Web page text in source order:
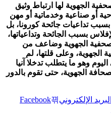
الجهوية لها ارتباط وثيق
أو صناعية وخدماتية أو مهن
تداعيات جائحة كورونا، بل
بسبب الجائحة وتداعياتها،
الجهوية وضاعف من
الجهوية، وعلى قلتها، لم
وهو ما يتطلب تدخلا آنيا
الجهوية، حتى تقوم بالدور
البريد الإلكتروني
Facebook